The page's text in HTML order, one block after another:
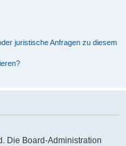
juristische Anfragen zu diesem
Die Board-Administration